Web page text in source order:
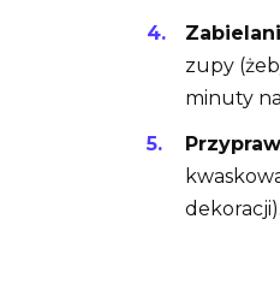
zupy
minuty
dekoracji).